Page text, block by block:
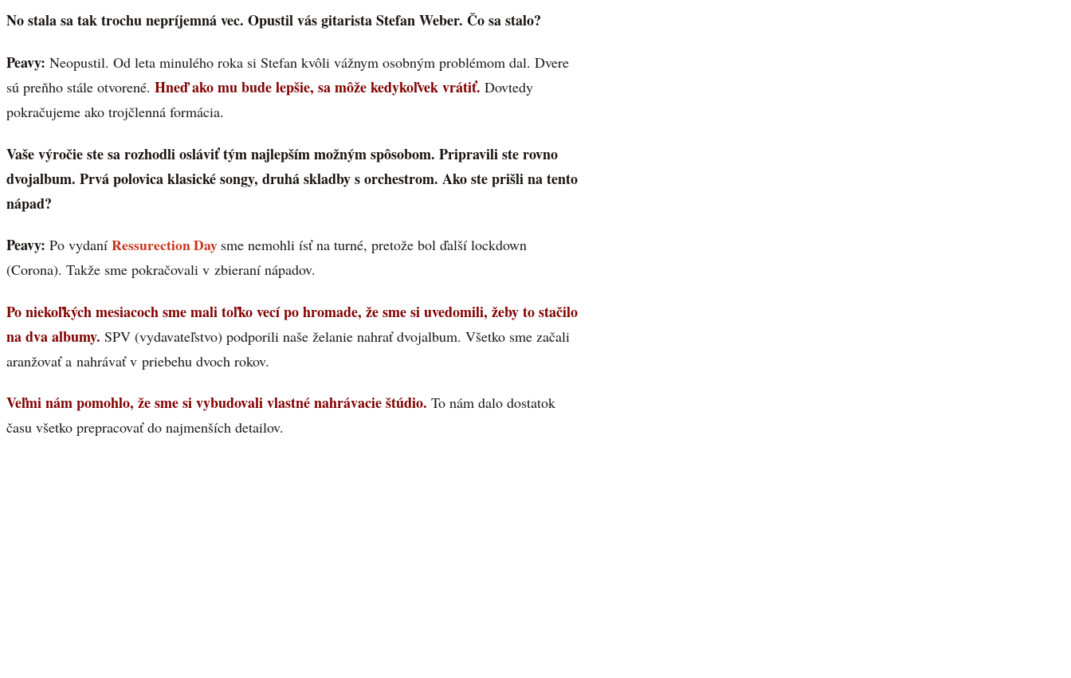
No stala sa tak trochu nepríjemná vec. Opustil vás gitarista Stefan Weber. Čo sa stalo?
Peavy: Neopustil. Od leta minulého roka si Stefan kvôli vážnym osobným problémom dal. Dvere
sú preňho stále otvorené. Hneď ako mu bude lepšie, sa môže kedykoľvek vrátiť. Dovtedy
pokračujeme ako trojčlenná formácia.
Vaše výročie ste sa rozhodli osláviť tým najlepším možným spôsobom. Pripravili ste rovno
dvojalbum. Prvá polovica klasické songy, druhá skladby s orchestrom. Ako ste prišli na tento
nápad?
Peavy: Po vydaní Ressurection Day sme nemohli ísť na turné, pretože bol ďalší lockdown
(Corona). Takže sme pokračovali v zbieraní nápadov.
Po niekoľkých mesiacoch sme mali toľko vecí po hromade, že sme si uvedomili, žeby to stačilo
na dva albumy. SPV (vydavateľstvo) podporili naše želanie nahrať dvojalbum. Všetko sme začali
aranžovať a nahrávať v priebehu dvoch rokov.
Veľmi nám pomohlo, že sme si vybudovali vlastné nahrávacie štúdio. To nám dalo dostatok
času všetko prepracovať do najmenších detailov.